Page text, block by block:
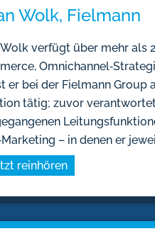
Wolk, Fielmann
verfügt über mehr als
er bei der Fielmann Group
tätig; zuvor
– in denen er
reinhören